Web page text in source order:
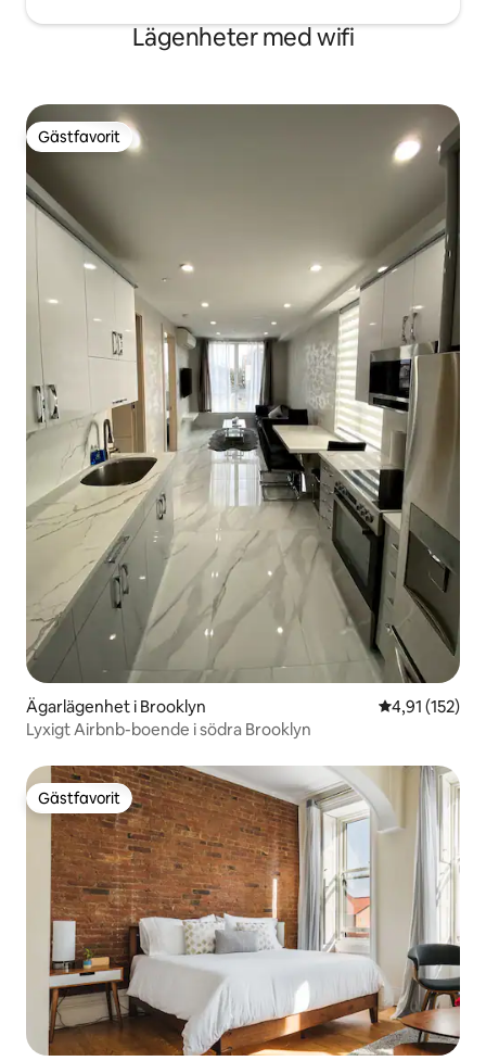
Lägenheter med wifi
Gästfavorit
Gästfavorit
Ägarlägenhet i Brooklyn 4,91 av 5 i
4,91 (152)
Lyxigt Airbnb-boende i södra Brooklyn
Gästfavorit
Gästfavorit